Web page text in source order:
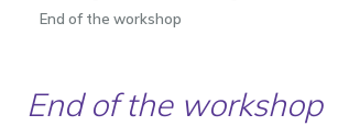
End of the workshop
End of the workshop